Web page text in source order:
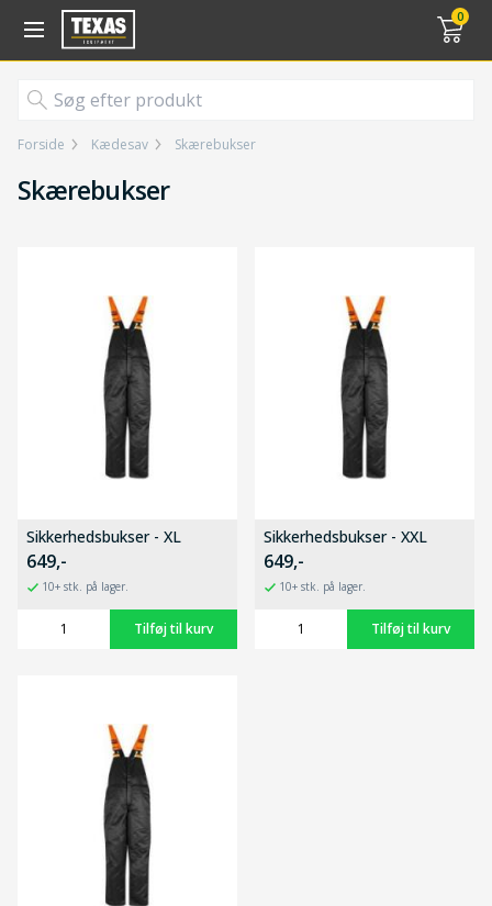
0
Forside Kædesav Skærebukser
Skærebukser
Sikkerhedsbukser - XL
649,-
10+ stk. på lager.
Sikkerhedsbukser - XXL
649,-
10+ stk. på lager.